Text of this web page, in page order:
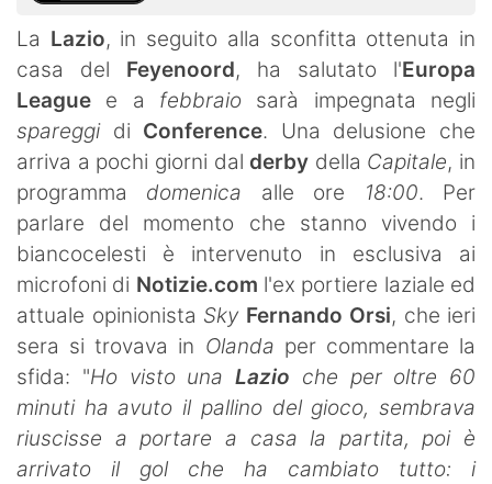
La Lazio, in seguito alla sconfitta ottenuta in
casa del Feyenoord, ha salutato l'Europa
League e a febbraio sarà impegnata negli
spareggidi Conference. Una delusione che
arriva a pochi giorni dal derby della Capitale, in
programma domenica alle ore 18:00. Per
parlare del momento che stanno vivendo i
biancocelesti è intervenuto in esclusiva ai
microfoni di Notizie.com l'ex portiere laziale ed
attuale opinionista Sky Fernando Orsi, che ieri
sera si trovava in Olanda per commentare la
sfida: "Ho visto una Lazio che per oltre 60
minuti ha avuto il pallino del gioco, sembrava
riuscisse a portare a casa la partita, poi è
arrivato il gol che ha cambiato tutto: i